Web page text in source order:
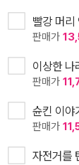
빨강 머리
판매가
이상한 나
판매가
슌킨 이야
판매가
자전거를